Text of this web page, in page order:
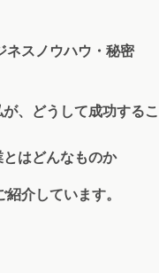
ネスノウハウ・秘密
、どうして成功するこ
とはどんなものか
介しています。